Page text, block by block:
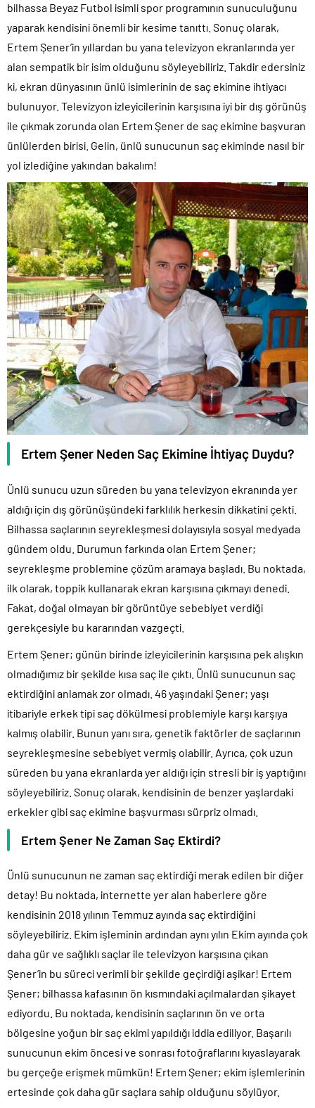
bilhassa Beyaz Futbol isimli spor programının sunuculuğunu
yaparak kendisini önemli bir kesime tanıttı. Sonuç olarak,
Ertem Şener’in yıllardan bu yana televizyon ekranlarında yer
alan sempatik bir isim olduğunu söyleyebiliriz. Takdir edersiniz
ki, ekran dünyasının ünlü isimlerinin de saç ekimine ihtiyacı
bulunuyor. Televizyon izleyicilerinin karşısına iyi bir dış görünüş
ile çıkmak zorunda olan Ertem Şener de saç ekimine başvuran
ünlülerden birisi. Gelin, ünlü sunucunun saç ekiminde nasıl bir
yol izlediğine yakından bakalım!
Ertem Şener Neden Saç Ekimine İhtiyaç Duydu?
Ünlü sunucu uzun süreden bu yana televizyon ekranında yer
aldığı için dış görünüşündeki farklılık herkesin dikkatini çekti.
Bilhassa saçlarının seyrekleşmesi dolayısıyla sosyal medyada
gündem oldu. Durumun farkında olan Ertem Şener;
seyrekleşme problemine çözüm aramaya başladı. Bu noktada,
ilk olarak, toppik kullanarak ekran karşısına çıkmayı denedi.
Fakat, doğal olmayan bir görüntüye sebebiyet verdiği
gerekçesiyle bu kararından vazgeçti.
Ertem Şener; günün birinde izleyicilerinin karşısına pek alışkın
olmadığımız bir şekilde kısa saç ile çıktı. Ünlü sunucunun saç
ektirdiğini anlamak zor olmadı. 46 yaşındaki Şener; yaşı
itibariyle erkek tipi saç dökülmesi problemiyle karşı karşıya
kalmış olabilir. Bunun yanı sıra, genetik faktörler de saçlarının
seyrekleşmesine sebebiyet vermiş olabilir. Ayrıca, çok uzun
süreden bu yana ekranlarda yer aldığı için stresli bir iş yaptığını
söyleyebiliriz. Sonuç olarak, kendisinin de benzer yaşlardaki
erkekler gibi saç ekimine başvurması sürpriz olmadı.
Ertem Şener Ne Zaman Saç Ektirdi?
Ünlü sunucunun ne zaman saç ektirdiği merak edilen bir diğer
detay! Bu noktada, internette yer alan haberlere göre
kendisinin 2018 yılının Temmuz ayında saç ektirdiğini
söyleyebiliriz. Ekim işleminin ardından aynı yılın Ekim ayında çok
daha gür ve sağlıklı saçlar ile televizyon karşısına çıkan
Şener’in bu süreci verimli bir şekilde geçirdiği aşikar! Ertem
Şener; bilhassa kafasının ön kısmındaki açılmalardan şikayet
ediyordu. Bu noktada, kendisinin saçlarının ön ve orta
bölgesine yoğun bir saç ekimi yapıldığı iddia ediliyor. Başarılı
sunucunun ekim öncesi ve sonrası fotoğraflarını kıyaslayarak
bu gerçeğe erişmek mümkün! Ertem Şener; ekim işlemlerinin
ertesinde çok daha gür saçlara sahip olduğunu söylüyor.